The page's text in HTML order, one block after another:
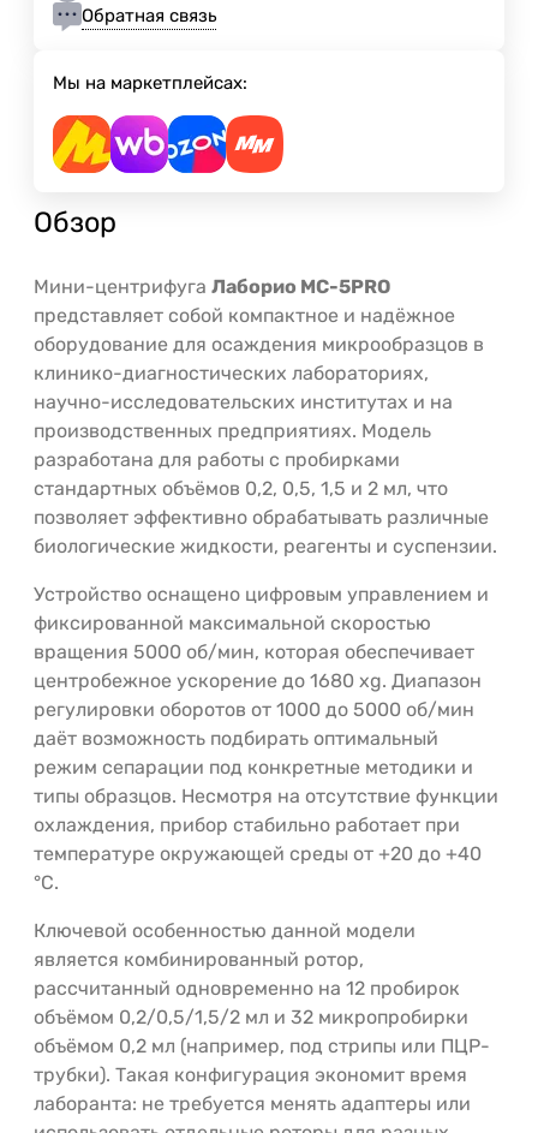
Обратная связь
Мы на маркетплейсах:
Обзор
Мини-центрифуга Лаборио MC-5PRO
представляет собой компактное и надёжное
оборудование для осаждения микрообразцов в
клинико-диагностических лабораториях,
научно-исследовательских институтах и на
производственных предприятиях. Модель
разработана для работы с пробирками
стандартных объёмов 0,2, 0,5, 1,5 и 2 мл, что
позволяет эффективно обрабатывать различные
биологические жидкости, реагенты и суспензии.
Устройство оснащено цифровым управлением и
фиксированной максимальной скоростью
вращения 5000 об/мин, которая обеспечивает
центробежное ускорение до 1680 xg. Диапазон
регулировки оборотов от 1000 до 5000 об/мин
даёт возможность подбирать оптимальный
режим сепарации под конкретные методики и
типы образцов. Несмотря на отсутствие функции
охлаждения, прибор стабильно работает при
температуре окружающей среды от +20 до +40
°C.
Ключевой особенностью данной модели
является комбинированный ротор,
рассчитанный одновременно на 12 пробирок
объёмом 0,2/0,5/1,5/2 мл и 32 микропробирки
объёмом 0,2 мл (например, под стрипы или ПЦР-
трубки). Такая конфигурация экономит время
лаборанта: не требуется менять адаптеры или